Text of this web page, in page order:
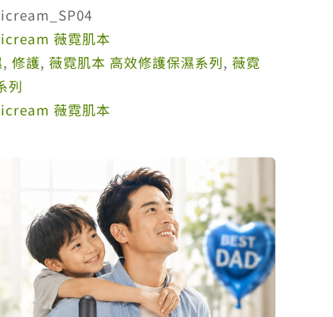
薇霓肌本
,修護,薇霓肌本 高效修護保濕系列,薇霓
列
薇霓肌本